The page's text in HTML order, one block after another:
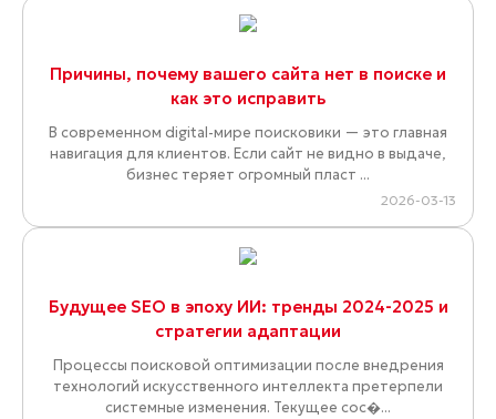
Причины, почему вашего сайта нет в поиске и
как это исправить
В современном digital-мире поисковики — это главная
навигация для клиентов. Если сайт не видно в выдаче,
бизнес теряет огромный пласт ...
2026-03-13
Будущее SEO в эпоху ИИ: тренды 2024-2025 и
стратегии адаптации
Процессы поисковой оптимизации после внедрения
технологий искусственного интеллекта претерпели
системные изменения. Текущее сос�...